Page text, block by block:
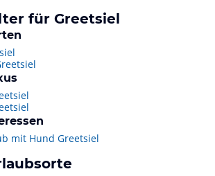
für Greetsiel
mit Hund Greetsiel